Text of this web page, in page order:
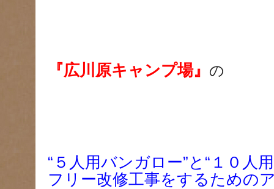
『広川原キャンプ場』 の
“５人用バンガロー”と“１０人
フリー改修工事をするための